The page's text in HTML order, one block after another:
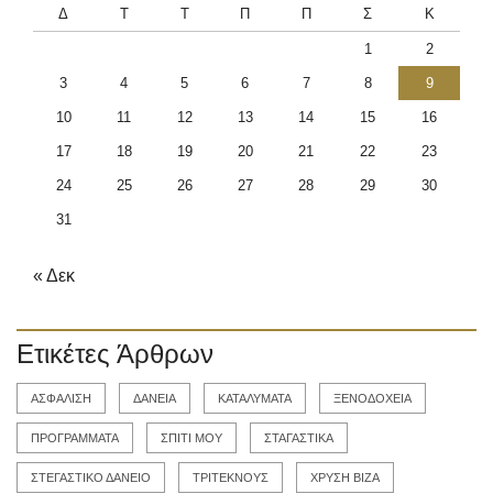
Δ Τ Τ Π Π Σ Κ
1 2
3 4 5 6 7 8 9
10 11 12 13 14 15 16
17 18 19 20 21 22 23
24 25 26 27 28 29 30
31
« Δεκ
Ετικέτες Άρθρων
ΑΣΦΑΛΙΣΗ ΔΑΝΕΙΑ ΚΑΤΑΛΥΜΑΤΑ ΞΕΝΟΔΟΧΕΙΑ
ΠΡΟΓΡΑΜΜΑΤΑ ΣΠΙΤΙ ΜΟΥ ΣΤΑΓΑΣΤΙΚΑ
ΣΤΕΓΑΣΤΙΚΟ ΔΑΝΕΙΟ ΤΡΙΤΕΚΝΟΥΣ ΧΡΥΣΗ ΒΙΖΑ